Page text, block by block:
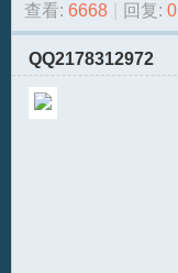
模» ›
查看: 6668 回复: 0
QQ2178312972